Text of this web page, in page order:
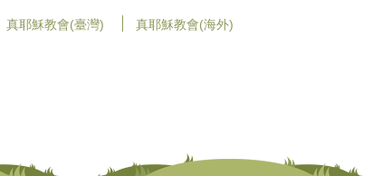
真耶穌教會(臺灣) 真耶穌教會(海外)